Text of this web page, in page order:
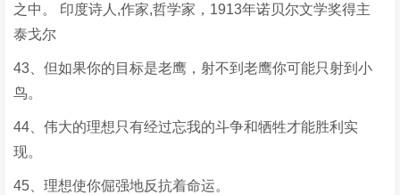
之中。 印度诗人,作家,哲学家，1913年诺贝尔文学奖得主
泰戈尔
43、但如果你的目标是老鹰，射不到老鹰你可能只射到小
鸟。
44、伟大的理想只有经过忘我的斗争和牺牲才能胜利实
现。
45、理想使你倔强地反抗着命运。